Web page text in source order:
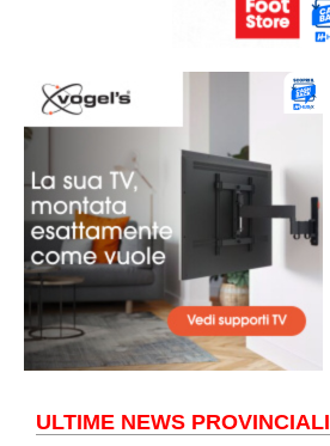
ULTIME NEWS PROVINCIALI